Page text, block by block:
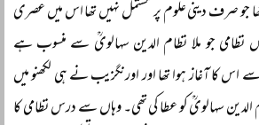
صرف دینی علوم پر مشتمل نہیں تھا اس میں عصری
جو ملا نظام الدین سہالویؒ سے منسوب ہے
اس کا آغاز ہوا تھا اور اورنگزیب نے ہی لکھنو میں
الدین سہالویؒ کو عطا کی تھی۔ وہاں سے درس نظامی کا